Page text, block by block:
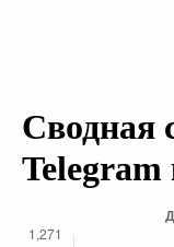
Сводная
Telegram